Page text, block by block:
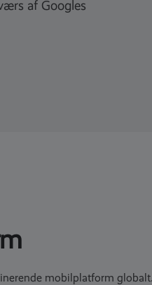
af Googles
mobilplatform globalt.